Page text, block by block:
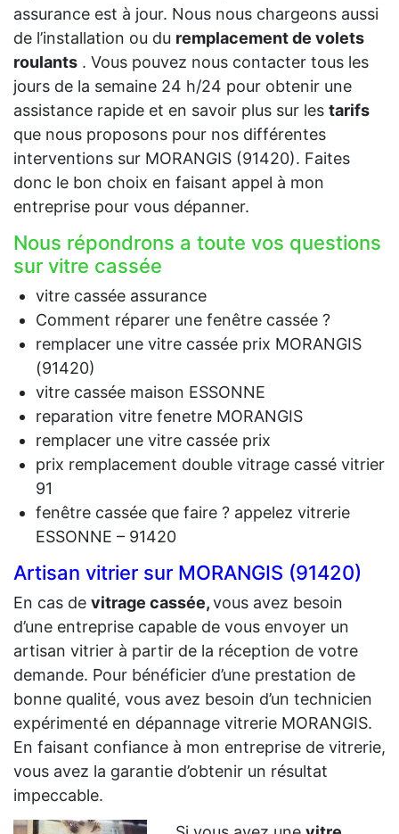
assurance est à jour. Nous nous chargeons aussi
de l’installation ou du remplacement de volets
roulants . Vous pouvez nous contacter tous les
jours de la semaine 24 h/24 pour obtenir une
assistance rapide et en savoir plus sur les tarifs
que nous proposons pour nos différentes
interventions sur MORANGIS (91420). Faites
donc le bon choix en faisant appel à mon
entreprise pour vous dépanner.
Nous répondrons a toute vos questions
sur vitre cassée
vitre cassée assurance
Comment réparer une fenêtre cassée ?
remplacer une vitre cassée prix MORANGIS
(91420)
vitre cassée maison ESSONNE
reparation vitre fenetre MORANGIS
remplacer une vitre cassée prix
prix remplacement double vitrage cassé vitrier
91
fenêtre cassée que faire ? appelez vitrerie
ESSONNE – 91420
Artisan vitrier sur MORANGIS (91420)
En cas de vitrage cassée,vous avez besoin
d’une entreprise capable de vous envoyer un
artisan vitrier à partir de la réception de votre
demande. Pour bénéficier d’une prestation de
bonne qualité, vous avez besoin d’un technicien
expérimenté en dépannage vitrerie MORANGIS.
En faisant confiance à mon entreprise de vitrerie,
vous avez la garantie d’obtenir un résultat
impeccable.